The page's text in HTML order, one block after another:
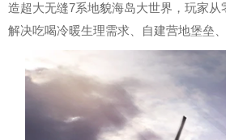
造超大无缝7系地貌海岛大世界，玩家从
解决吃喝冷暖生理需求、自建营地堡垒、